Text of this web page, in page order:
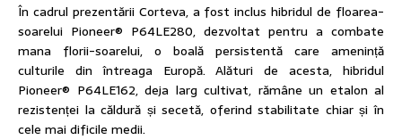
În cadrul prezentării Corteva, a fost inclus hibridul de floarea-
soarelui Pioneer® P64LE280, dezvoltat pentru a combate
mana florii-soarelui, o boală persistentă care amenință
culturile din întreaga Europă. Alături de acesta, hibridul
Pioneer® P64LE162, deja larg cultivat, rămâne un etalon al
rezistenței la căldură și secetă, oferind stabilitate chiar și în
cele mai dificile medii.